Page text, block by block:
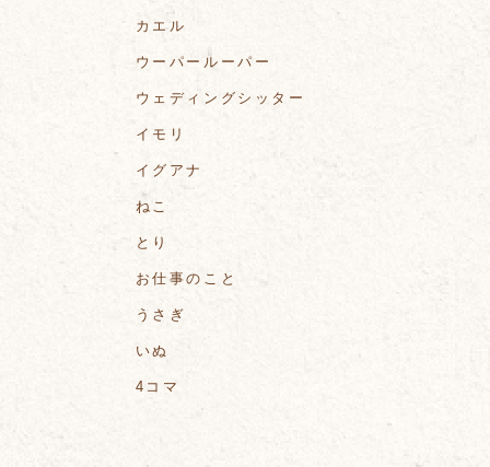
カエル
ウーパールーパー
ウェディングシッター
イモリ
イグアナ
ねこ
とり
お仕事のこと
うさぎ
いぬ
4コマ